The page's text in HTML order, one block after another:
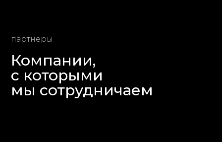
Компании,
с которыми
мы сотрудничаем
партнёры